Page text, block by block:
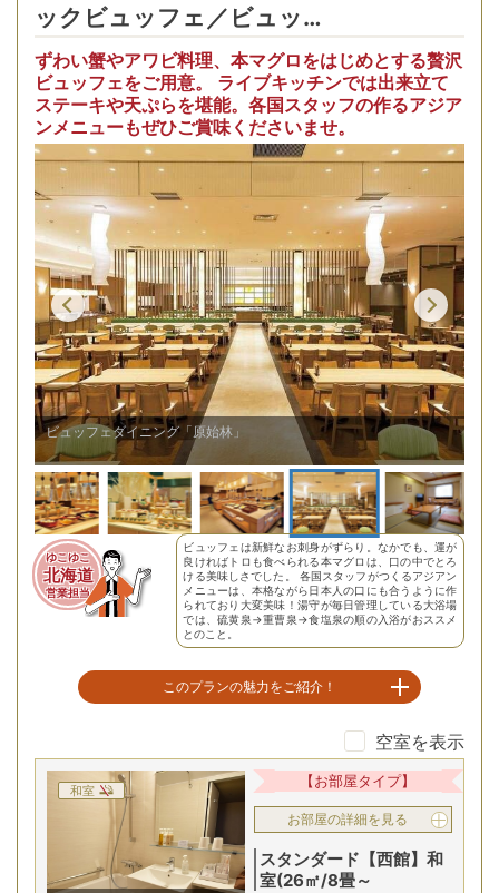
ックビュッフェ／ビュッ
フェ夕朝食
ずわい蟹やアワビ料理、本マグロをはじめとする贅沢
ビュッフェをご用意。 ライブキッチンでは出来立て
ステーキや天ぷらを堪能。各国スタッフの作るアジア
ンメニューもぜひご賞味くださいませ。
【スタンダード西館和室/例】8畳のベーシックな客室。
ゆこゆこ
北海道
営業担当
ビュッフェは新鮮なお刺身がずらり。なかでも、運が
良ければトロも食べられる本マグロは、口の中でとろ
ける美味しさでした。 各国スタッフがつくるアジアン
メニューは、本格ながら日本人の口にも合うように作
られており大変美味！湯守が毎日管理している大浴場
では、硫黄泉→重曹泉→食塩泉の順の入浴がおススメ
とのこと。
このプランの魅力をご紹介！
5種類もの泉質を楽しめる「温泉天国」
空室を表示
和室
【お部屋タイプ】
お部屋の詳細を見る
スタンダード【西館】和
室(26㎡/8畳～